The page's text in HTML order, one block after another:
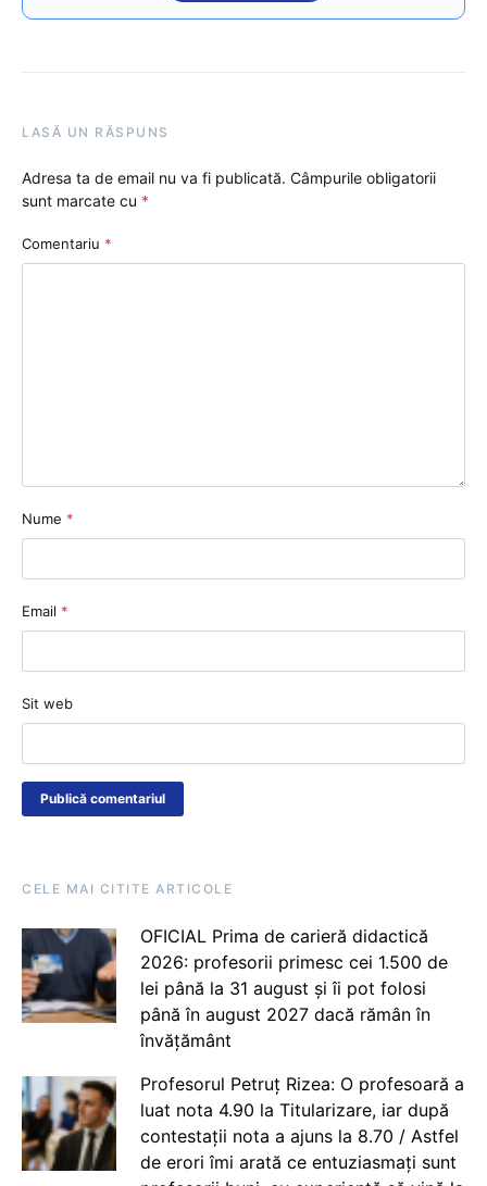
LASĂ UN RĂSPUNS
Adresa ta de email nu va fi publicată. Câmpurile obligatorii
sunt marcate cu *
Comentariu *
Nume *
Email *
Sit web
CELE MAI CITITE ARTICOLE
OFICIAL Prima de carieră didactică
2026: profesorii primesc cei 1.500 de
lei până la 31 august și îi pot folosi
până în august 2027 dacă rămân în
învățământ
Profesorul Petruț Rizea: O profesoară a
luat nota 4.90 la Titularizare, iar după
contestații nota a ajuns la 8.70 / Astfel
de erori îmi arată ce entuziasmați sunt